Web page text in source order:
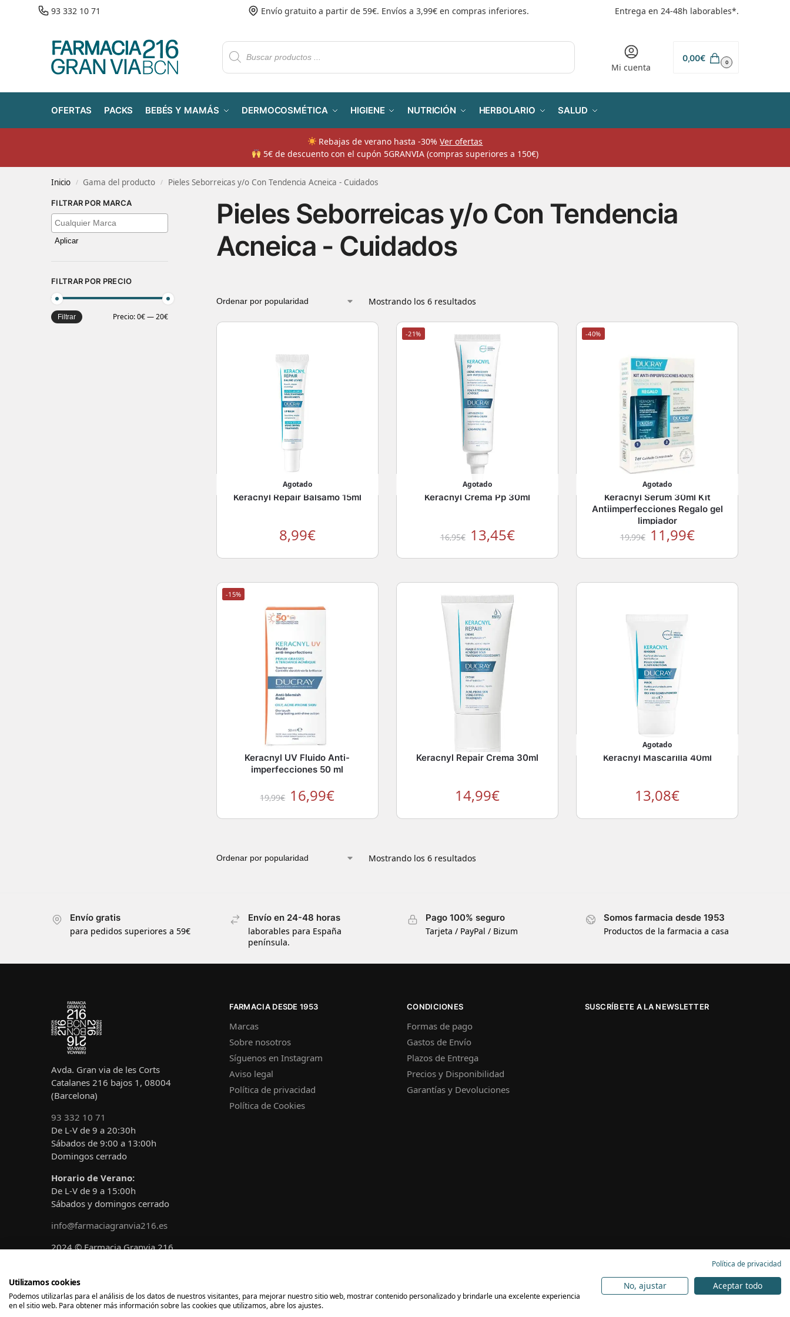
93 332 10 71 Envío gratuito a partir de 59€. Envíos a 3,99€ en compras inferiores. Entrega en 24-48h laborables*.
Mi cuenta
0,00€ 0
OFERTAS PACKS BEBÉS Y MAMÁS DERMOCOSMÉTICA HIGIENE NUTRICIÓN HERBOLARIO SALUD
Rebajas de verano hasta -30%Ver ofertas
​ 5€ de descuento con el cupón 5GRANVIA (compras superiores a 150€)
Inicio / Gama del producto / Pieles Seborreicas y/o Con Tendencia Acneica - Cuidados
Pieles Seborreicas y/o Con Tendencia
Acneica - Cuidados
Mostrando los 6 resultados
Agotado
Keracnyl Repair Balsamo 15ml
8,99€
-21%
Agotado
Keracnyl Crema Pp 30ml
16,95€ 13,45€
-40%
Agotado
Keracnyl Serum 30ml Kit
Antiimperfecciones Regalo gel
limpiador
19,99€ 11,99€
-15%
Keracnyl UV Fluido Anti-
imperfecciones 50 ml
19,99€ 16,99€
Keracnyl Repair Crema 30ml
14,99€
Agotado
Keracnyl Mascarilla 40ml
13,08€
Mostrando los 6 resultados
FILTRAR POR MARCA
Aplicar
FILTRAR POR PRECIO
Filtrar Precio:0€—20€
Envío gratis
para pedidos superiores a 59€
Envío en 24-48 horas
laborables para España
península.
Pago 100% seguro
Tarjeta / PayPal / Bizum
Somos farmacia desde 1953
Productos de la farmacia a casa
Avda. Gran via de les Corts
Catalanes 216 bajos 1, 08004
(Barcelona)
93 332 10 71
De L-V de 9 a 20:30h
Sábados de 9:00 a 13:00h
Domingos cerrado
Horario de Verano:
De L-V de 9 a 15:00h
Sábados y domingos cerrado
info@farmaciagranvia216.es
2024 © Farmacia Granvia 216
FARMACIA DESDE 1953
Marcas
Sobre nosotros
Síguenos en Instagram
Aviso legal
Política de privacidad
Política de Cookies
CONDICIONES
Formas de pago
Gastos de Envío
Plazos de Entrega
Precios y Disponibilidad
Garantías y Devoluciones
SUSCRÍBETE A LA NEWSLETTER
Política de privacidad
Utilizamos cookies
Podemos utilizarlas para el análisis de los datos de nuestros visitantes, para mejorar nuestro sitio web, mostrar contenido personalizado y brindarle una excelente experiencia
en el sitio web. Para obtener más información sobre las cookies que utilizamos, abre los ajustes.
No, ajustar Aceptar todo